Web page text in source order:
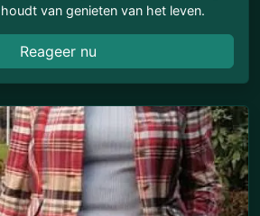
van genieten van het leven.
Reageer nu